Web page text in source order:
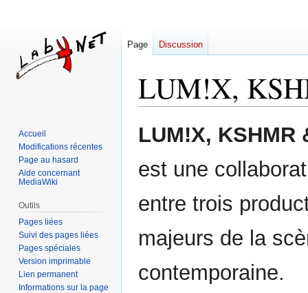
LUM!X,
Aller
à
navigation
Aller
à
recherche
LUM!X, KSHMR
est une
entre trois
majeurs de la
contemporaine.
Page Discussion
Accueil
Modifications récentes
Page au hasard
Aide concernant
MediaWiki
Outils
Pages liées
Suivi des pages liées
Pages spéciales
Version imprimable
Lien permanent
Informations sur la page